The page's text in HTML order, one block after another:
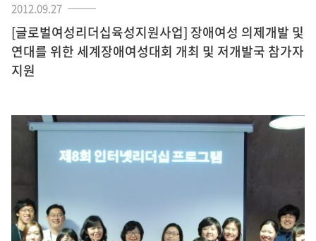
2012.09.27
[글로벌여성리더십육성지원사업] 장애여성 의제개발 및
연대를 위한 세계장애여성대회 개최 및 저개발국 참가자
지원